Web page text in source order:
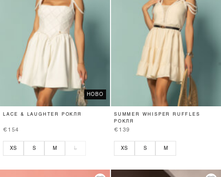
НОВО
LACE & LAUGHTER РОКЛЯ
€154
XS S M L
SUMMER WHISPER RUFFLES
РОКЛЯ
€139
XS S M